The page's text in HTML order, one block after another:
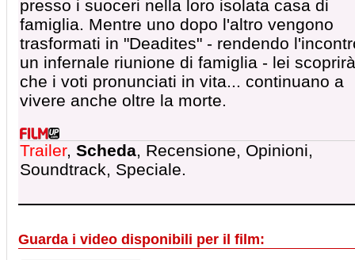
presso i suoceri nella loro isolata casa di
famiglia. Mentre uno dopo l'altro vengono
trasformati in "Deadites" - rendendo
un infernale riunione di famiglia - lei scoprirà
che i voti pronunciati in vita... continuano a
vivere anche oltre la morte.
Trailer, Scheda, Recensione, Opinioni,
Soundtrack, Speciale.
Guarda i video disponibili per il film: